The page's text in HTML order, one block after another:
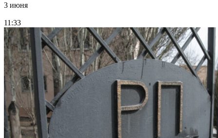
3 июня
11:33